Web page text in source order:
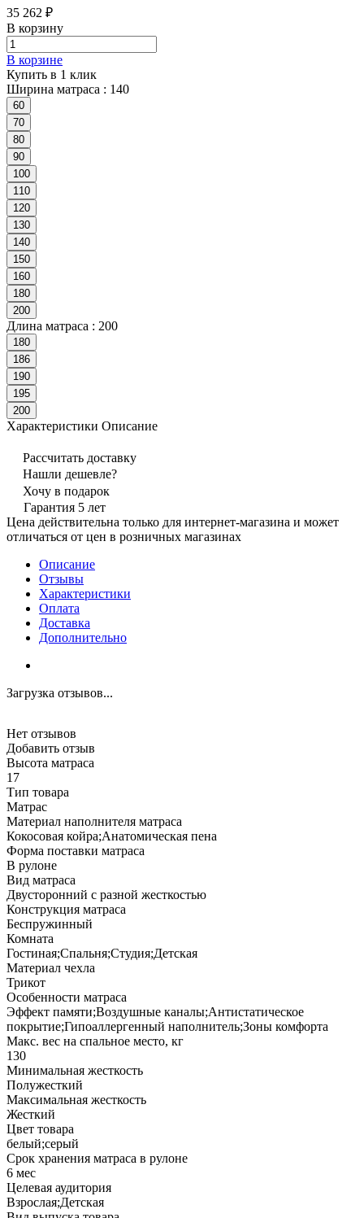
35 262 ₽
В корзину
В корзине
Купить в 1 клик
Ширина матраса : 140
60
70
80
90
100
110
120
130
140
150
160
180
200
Длина матраса : 200
180
186
190
195
200
Характеристики Описание
Рассчитать доставку
Нашли дешевле?
Хочу в подарок
Гарантия 5 лет
Цена действительна только для интернет-магазина и может
отличаться от цен в розничных магазинах
Описание
Отзывы
Характеристики
Оплата
Доставка
Дополнительно
Загрузка отзывов...
Нет отзывов
Добавить отзыв
Высота матраса
17
Тип товара
Матрас
Материал наполнителя матраса
Кокосовая койра;Анатомическая пена
Форма поставки матраса
В рулоне
Вид матраса
Двусторонний с разной жесткостью
Конструкция матраса
Беспружинный
Комната
Гостиная;Спальня;Студия;Детская
Материал чехла
Трикот
Особенности матраса
Эффект памяти;Воздушные каналы;Антистатическое
покрытие;Гипоаллергенный наполнитель;Зоны комфорта
Макс. вес на спальное место, кг
130
Минимальная жесткость
Полужесткий
Максимальная жесткость
Жесткий
Цвет товара
белый;серый
Срок хранения матраса в рулоне
6 мес
Целевая аудитория
Взрослая;Детская